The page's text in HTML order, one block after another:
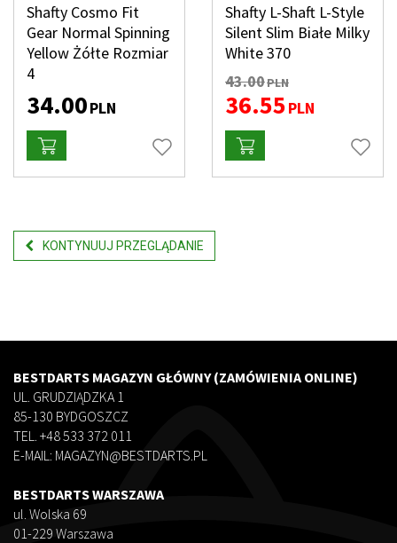
Shafty Cosmo Fit
Gear Normal Spinning
Yellow Żółte Rozmiar
4
34.00PLN
Shafty L-Shaft L-Style
Silent Slim Białe Milky
White 370
43.00PLN
36.55PLN
KONTYNUUJ PRZEGLĄDANIE
BESTDARTS MAGAZYN GŁÓWNY (ZAMÓWIENIA ONLINE)
UL. GRUDZIĄDZKA 1
85-130 BYDGOSZCZ
TEL. +48 533 372 011
E-MAIL: MAGAZYN@BESTDARTS.PL
BESTDARTS WARSZAWA
ul. Wolska 69
01-229 Warszawa